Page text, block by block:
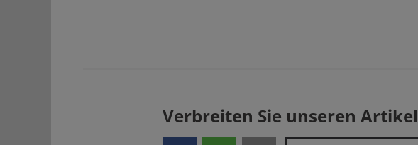
Verbreiten Sie unseren Artikel